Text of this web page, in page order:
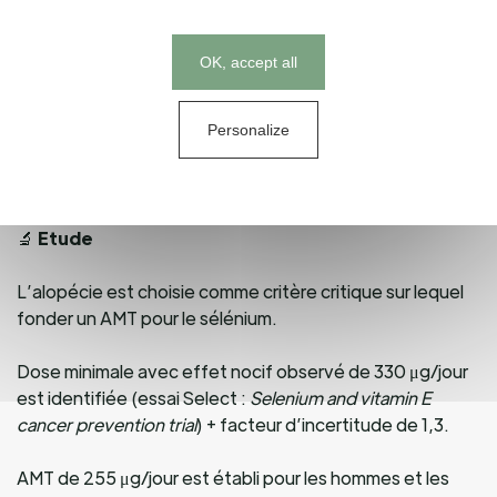
Identifier les preuves concernant l’apport excessif en
sélénium et les effets cliniques, les biomarqueurs
potentiels de l’effet, le risque de maladies chroniques et
l’altération du développement neuropsychologique
🔬 Etude
L’alopécie est choisie comme critère critique sur lequel
fonder un AMT pour le sélénium.
Dose minimale avec effet nocif observé de 330 μg/jour
est identifiée (essai Select :Selenium and vitamin E
cancer prevention trial) + facteur d’incertitude de 1,3.
AMT de 255 μg/jour est établi pour les hommes et les
Cookies management panel
OK, accept all
Personalize